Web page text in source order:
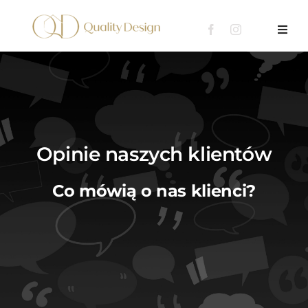
zawartości
Oferta
Portfolio
Blog
Kontakt
Opinie naszych klientów
Co mówią o nas klienci?